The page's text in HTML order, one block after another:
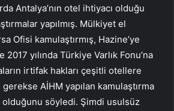
Antalya’nın otel ihtiyacı olduğu
yapılmış. Mülkiyet el
Ofisi kamulaştırmış, Hazine’ye
yılında Türkiye Varlık Fonu’na
irtifak hakları çeşitli otellere
AİHM yapılan kamulaştırma
söyledi. Şimdi usulsüz